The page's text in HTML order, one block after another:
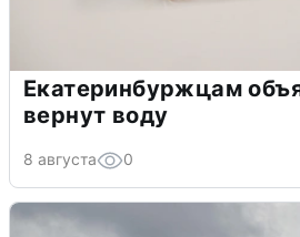
Екатеринбуржцам
вернут воду
8 августа 0